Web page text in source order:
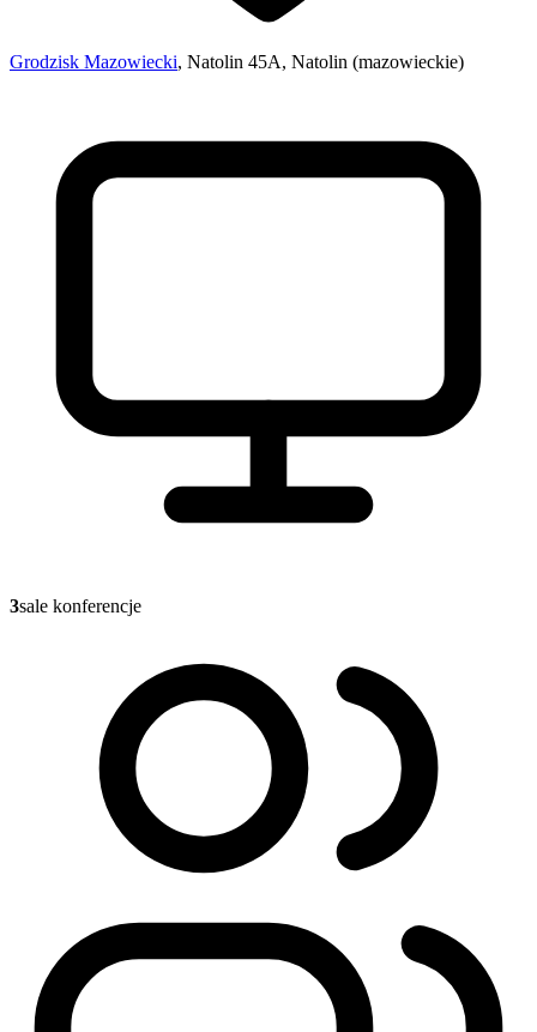
Grodzisk Mazowiecki, Natolin 45A, Natolin (mazowieckie)
3sale konferencje